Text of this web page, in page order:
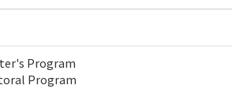
Program
Program